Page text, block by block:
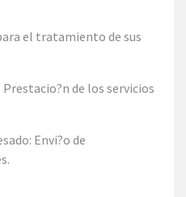
el tratamiento de sus
de los servicios
Envi?o de